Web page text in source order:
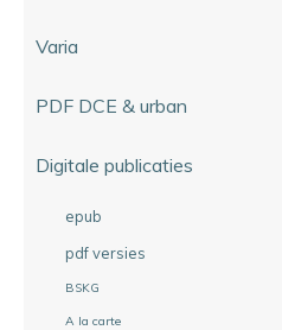
Varia
PDF DCE & urban
Digitale publicaties
epub
pdf versies
BSKG
A la carte